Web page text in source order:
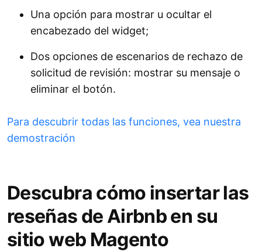
Una opción para mostrar u ocultar el
encabezado del widget;
Dos opciones de escenarios de rechazo de
solicitud de revisión: mostrar su mensaje o
eliminar el botón.
Para descubrir todas las funciones, vea nuestra
demostración
Descubra cómo insertar las
reseñas de Airbnb en su
sitio web Magento